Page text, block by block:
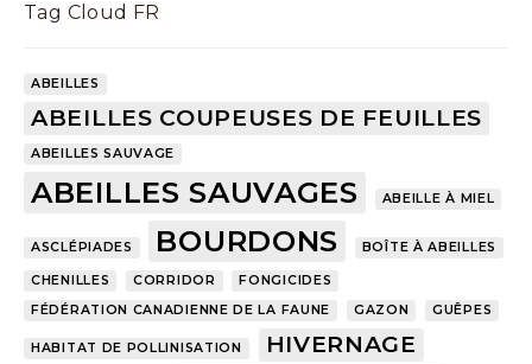
Tag Cloud FR
ABEILLES
ABEILLES COUPEUSES DE FEUILLES
ABEILLES SAUVAGE
ABEILLES SAUVAGES ABEILLE À MIEL
ASCLÉPIADES BOURDONS BOÎTE À ABEILLES
CHENILLES CORRIDOR
FONGICIDES
FÉDÉRATION CANADIENNE DE LA FAUNE
GAZON GUÊPES
HABITAT DE POLLINISATION HIVERNAGE